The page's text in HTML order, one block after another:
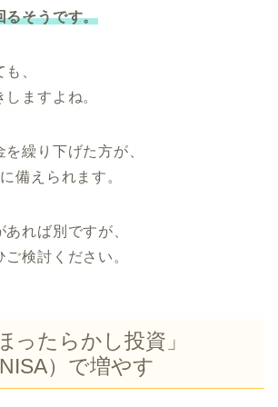
るそうです。
、
ますよね。
繰り下げた方が、
備えられます。
れば別ですが、
検討ください。
ったらかし投資」
）で増やす